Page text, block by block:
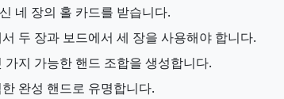
네 장의 홀 카드를 받습니다.
두 장과 보드에서 세 장을 사용해야 합니다.
지 가능한 핸드 조합을 생성합니다.
완성 핸드로 유명합니다.